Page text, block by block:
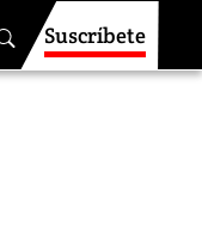
Suscríbete